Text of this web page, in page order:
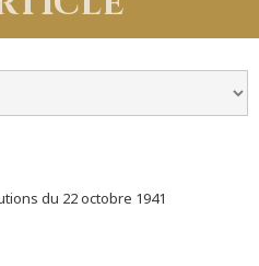
du 22 octobre 1941